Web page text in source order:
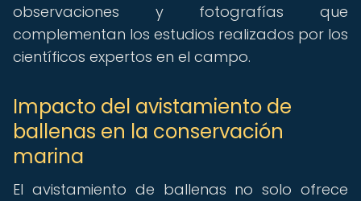
observaciones y fotografías que
complementan los estudios realizados por los
científicos expertos en el campo.
Impacto del avistamiento de
ballenas en la conservación
marina
El avistamiento de ballenas no solo ofrece